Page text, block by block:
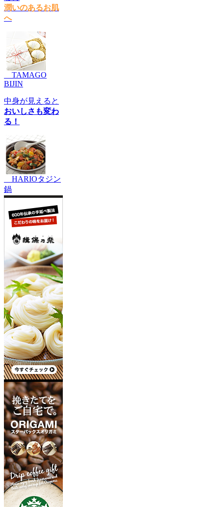
潤いのあるお肌
へ
TAMAGO
BIJIN
中身が見えると
おいしさも変わ
る！
HARIOタジン
鍋